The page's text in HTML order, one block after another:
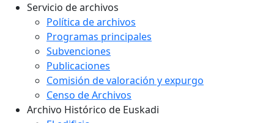
Servicio de archivos
Política de archivos
Programas principales
Subvenciones
Publicaciones
Comisión de valoración y expurgo
Censo de Archivos
Archivo Histórico de Euskadi